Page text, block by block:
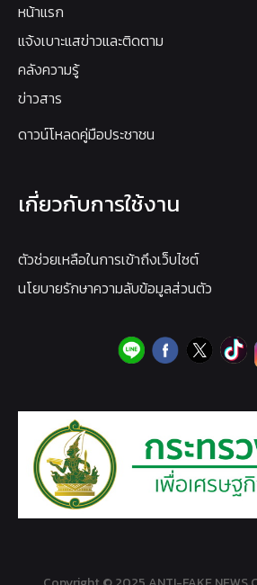
หน้าแรก
แจ้งเบาะแสข่าวและติดตาม
คลังความรู้
ข่าวสาร
ดาวน์โหลดคู่มือประชาชน
เกี่ยวกับการใช้งาน
ตัวช่วยเหลือในการเข้าถึงเว็บไซต์
นโยบายรักษาความลับข้อมูลส่วนตัว